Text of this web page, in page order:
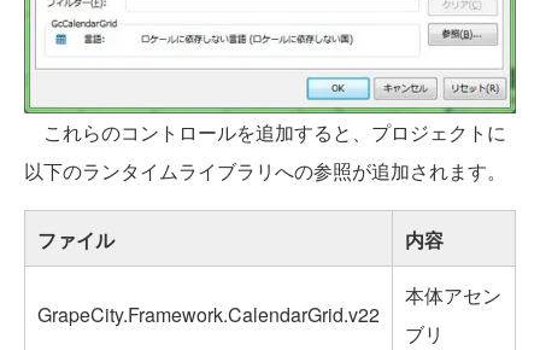
これらのコントロールを追加すると、プロジェクトに
以下のランタイムライブラリへの参照が追加されます。
ファイル 内容
GrapeCity.Framework.CalendarGrid.v22
本体アセン
ブリ